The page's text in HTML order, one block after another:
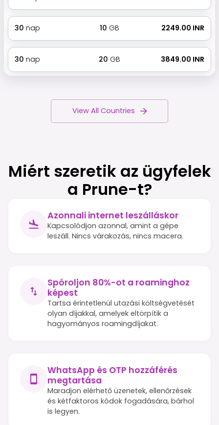
30 nap 10 GB ₹ 2249.00 INR
30 nap 20 GB ₹ 3849.00 INR
View All Countries
Miért szeretik az ügyfelek
a Prune-t?
Azonnali internet leszálláskor
Kapcsolódjon azonnal, amint a gépe
leszáll. Nincs várakozás, nincs macera.
Spóroljon 80%-ot a roaminghoz
képest
Tartsa érintetlenül utazási költségvetését
olyan díjakkal, amelyek eltörpítik a
hagyományos roamingdíjakat.
WhatsApp és OTP hozzáférés
megtartása
Maradjon elérhető üzenetek, ellenőrzések
és kétfaktoros kódok fogadására, bárhol
is legyen.